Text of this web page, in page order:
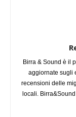
Birra & Sound è il
aggiornate sugli
recensioni delle
locali.